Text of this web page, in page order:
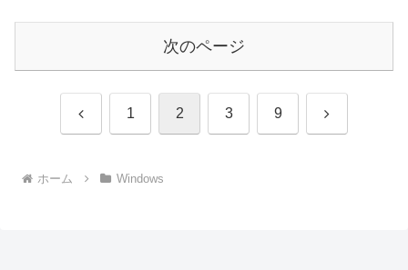
次のページ
前 1 2 3 9 次
ホーム Windows